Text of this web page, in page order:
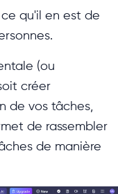
qu'il en est de
(ou
créer
de vos tâches,
de rassembler
de manière